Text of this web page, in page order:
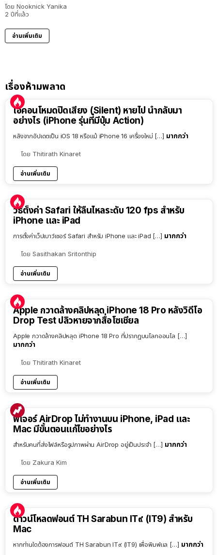
โดย Nooknick Yanika
2 ปีที่แล้ว
อ่านเพิ่มเติม
เรื่องห้ามพลาด
ไอคอนโหมดปิดเสียง (Silent) หายไป นำกลับมา
อย่างไร (iPhone รุ่นที่มีปุ่ม Action)
หลังจากอัปเดตเป็น iOS 18 หรือแม้ iPhone 16 เครื่องใหม่ […] มากกว่า
โดย Thitirath Kinaret
อ่านเพิ่มเติม
วิธีตั้งค่า Safari ให้ลื่นไหลระดับ 120 fps สำหรับ
iPhone และ iPad
การตั้งค่าเว็ปเบาว์เซอร์ Safari สำหรับ iPhone และ iPad […] มากกว่า
โดย Sasithakan Sritonthip
อ่านเพิ่มเติม
Apple กวาดล้างคลิปหลุด iPhone 18 Pro หลังวิดีโอ
Drop Test ปลิวหายจากสื่อโซเชียล
Apple กวาดล้างคลิปหลุด iPhone 18 Pro ที่ปรากฏบนโลกออนไล […]
มากกว่า
โดย Thitirath Kinaret
อ่านเพิ่มเติม
ฟีเจอร์ AirDrop ไม่ทำงานบน iPhone, iPad และ
Mac มีขั้นตอนแก้ไขอย่างไร
สำหรับคนที่ส่งไฟล์หรือรูปภาพผ่าน AirDrop อยู่เป็นประจำ […] มากกว่า
โดย Zakura Kim
อ่านเพิ่มเติม
ดาวน์โหลดฟอนต์ TH Sarabun IT๙ (IT9) สำหรับ
Mac
หากท่านใดต้องการฟอนต์ TH Sarabun IT๙ (IT9) เพื่อพิมพ์แล […] มากกว่า